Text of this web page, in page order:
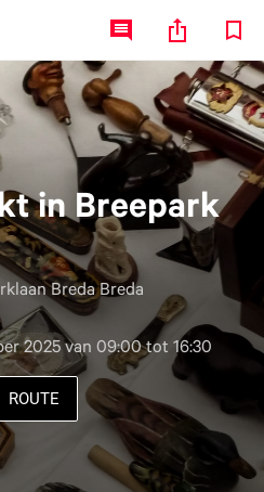
in Breepark
Breda Breda
2025 van 09:00 tot 16:30
ROUTE